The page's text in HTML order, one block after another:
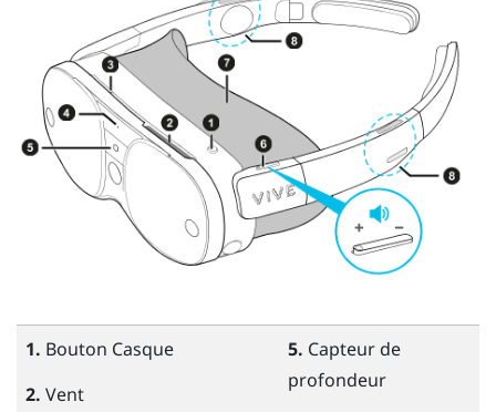
1. Bouton Casque
2. Vent
5. Capteur de
profondeur